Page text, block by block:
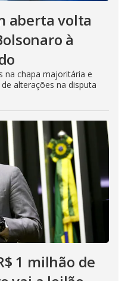
aberta volta
à
na chapa majoritária e
alterações na disputa
1 milhão de